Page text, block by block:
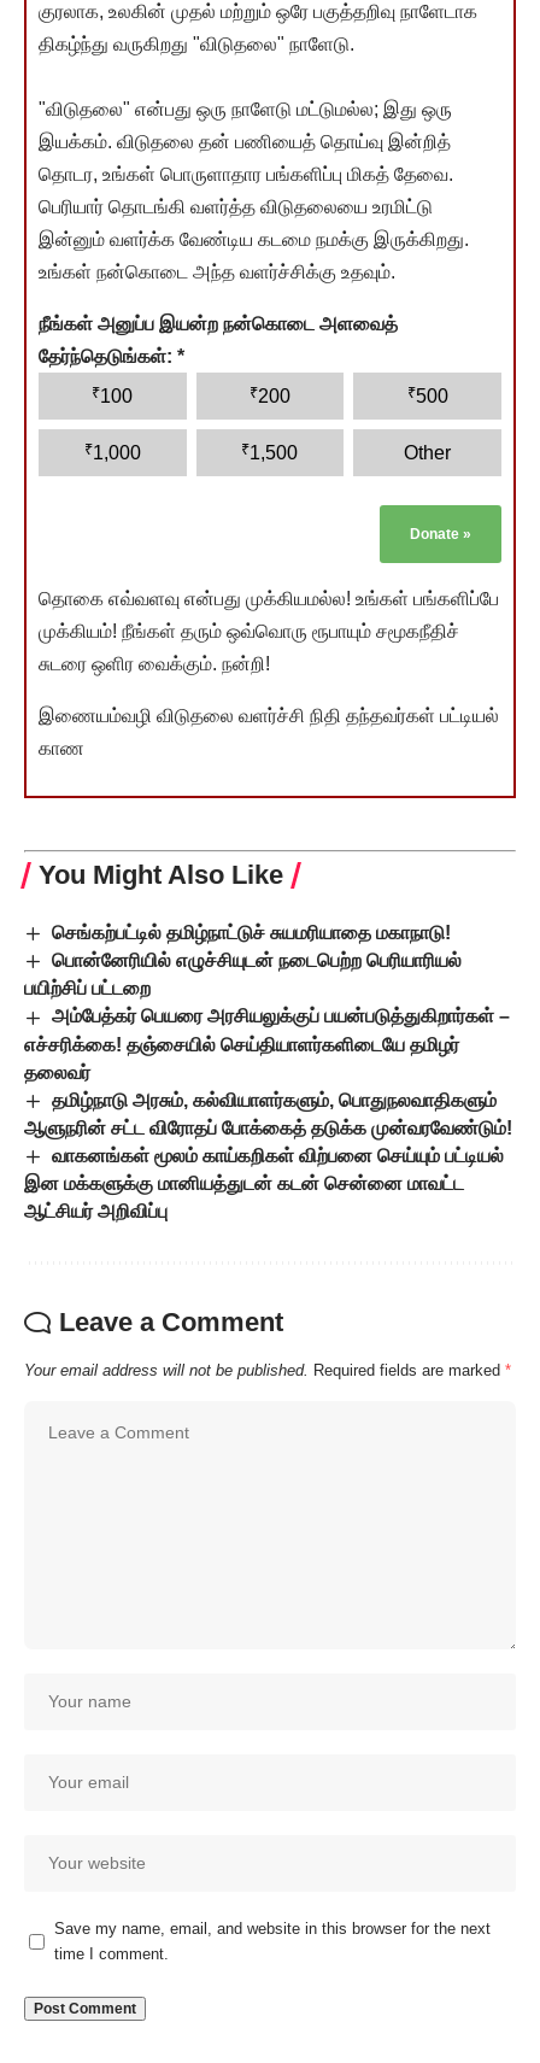
குரலாக, உலகின் முதல் மற்றும் ஒரே பகுத்தறிவு நாளேடாக
திகழ்ந்து வருகிறது "விடுதலை" நாளேடு.
"விடுதலை" என்பது ஒரு நாளேடு மட்டுமல்ல; இது ஒரு
இயக்கம். விடுதலை தன் பணியைத் தொய்வு இன்றித்
தொடர, உங்கள் பொருளாதார பங்களிப்பு மிகத் தேவை.
பெரியார் தொடங்கி வளர்த்த விடுதலையை உரமிட்டு
இன்னும் வளர்க்க வேண்டிய கடமை நமக்கு இருக்கிறது.
உங்கள் நன்கொடை அந்த வளர்ச்சிக்கு உதவும்.
நீங்கள் அனுப்ப இயன்ற நன்கொடை அளவைத்
தேர்ந்தெடுங்கள்: *
₹100 ₹200 ₹500
₹1,000 ₹1,500 Other
Donate »
தொகை எவ்வளவு என்பது முக்கியமல்ல! உங்கள் பங்களிப்பே
முக்கியம்! நீங்கள் தரும் ஒவ்வொரு ரூபாயும் சமூகநீதிச்
சுடரை ஒளிர வைக்கும். நன்றி!
இணையம்வழி விடுதலை வளர்ச்சி நிதி தந்தவர்கள் பட்டியல்
காண
You Might Also Like
செங்கற்பட்டில் தமிழ்நாட்டுச் சுயமரியாதை மகாநாடு!
பொன்னேரியில் எழுச்சியுடன் நடைபெற்ற பெரியாரியல்
பயிற்சிப் பட்டறை
அம்பேத்கர் பெயரை அரசியலுக்குப் பயன்படுத்துகிறார்கள் –
எச்சரிக்கை! தஞ்சையில் செய்தியாளர்களிடையே தமிழர்
தலைவர்
தமிழ்நாடு அரசும், கல்வியாளர்களும், பொதுநலவாதிகளும்
ஆளுநரின் சட்ட விரோதப் போக்கைத் தடுக்க முன்வரவேண்டும்!
வாகனங்கள் மூலம் காய்கறிகள் விற்பனை செய்யும் பட்டியல்
இன மக்களுக்கு மானியத்துடன் கடன் சென்னை மாவட்ட
ஆட்சியர் அறிவிப்பு
Leave a Comment
Your email address will not be published. Required fields are marked *
Save my name, email, and website in this browser for the next
time I comment.